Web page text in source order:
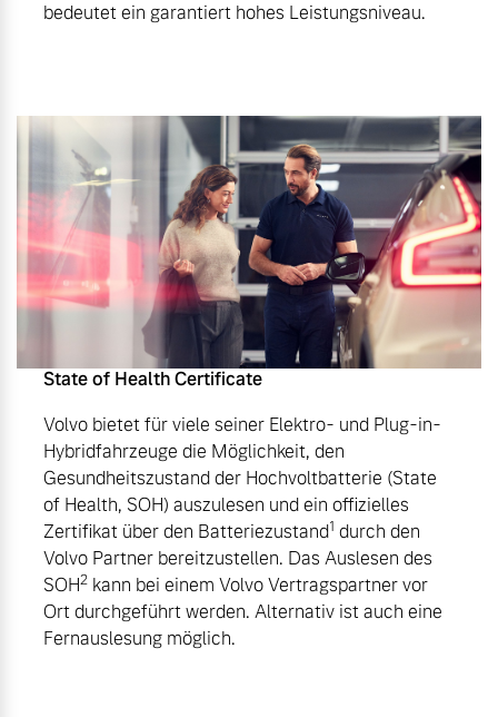
bedeutet ein garantiert hohes Leistungsniveau.
State of Health Certificate
Volvo bietet für viele seiner Elektro- und Plug-in-
Hybridfahrzeuge die Möglichkeit, den
Gesundheitszustand der Hochvoltbatterie (State
of Health, SOH) auszulesen und ein offizielles
Zertifikat über den Batteriezustand1 durch den
Volvo Partner bereitzustellen. Das Auslesen des
SOH2 kann bei einem Volvo Vertragspartner vor
Ort durchgeführt werden. Alternativ ist auch eine
Fernauslesung möglich.